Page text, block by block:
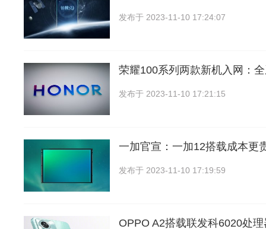
发布于 2023-11-10 17:24:07
荣耀100系列两款新机入网：
发布于 2023-11-10 17:21:15
一加官宣：一加12搭载成本更
发布于 2023-11-10 17:19:59
OPPO A2搭载联发科6020处